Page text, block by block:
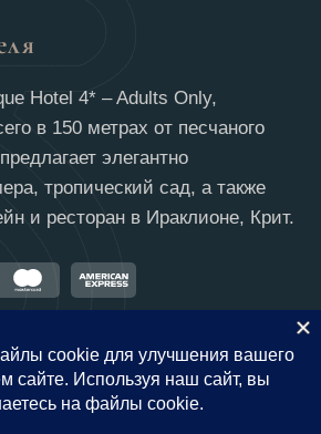
Hotel 4* – Adults Only,
в 150 метрах от песчаного
элегантно
тропический сад, а также
и ресторан в Ираклионе, Крит.
09 Aug - 10 Aug
There is no availability at the moment.